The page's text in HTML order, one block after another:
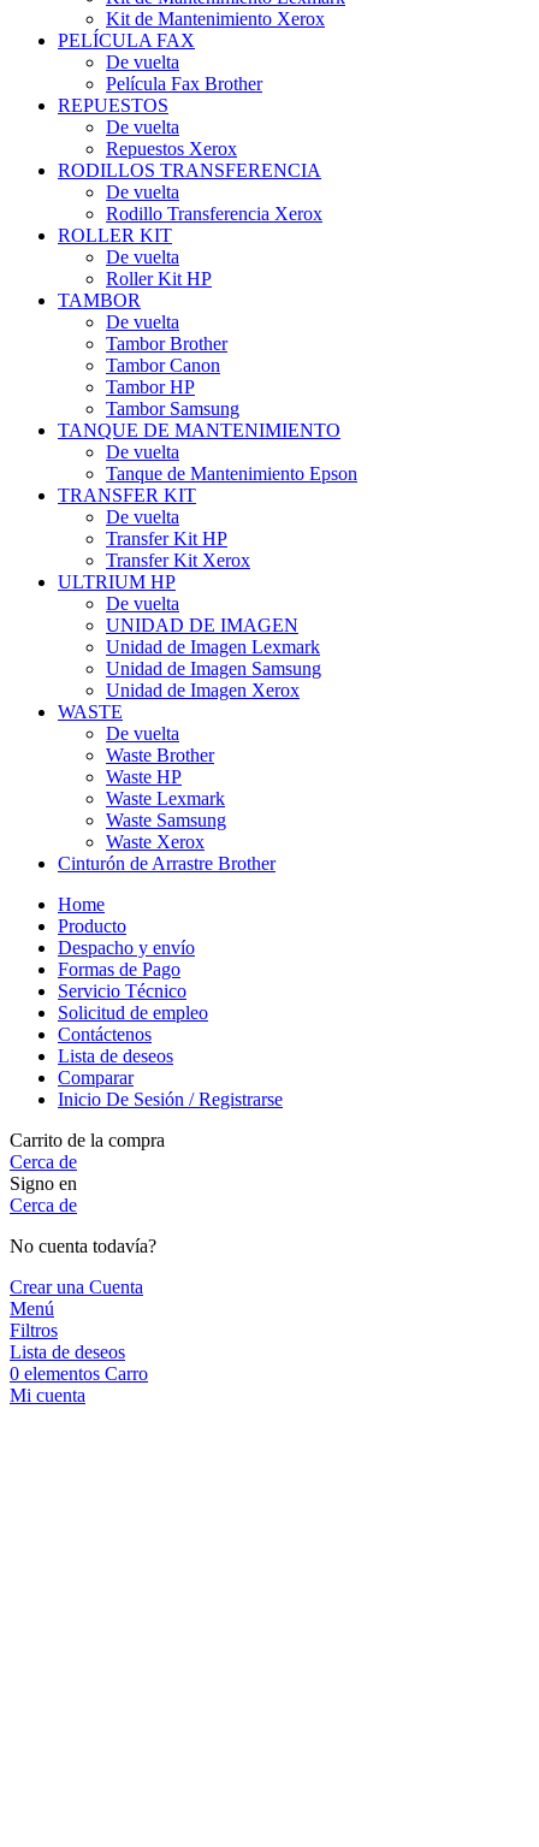
Kit de Mantenimiento Xerox
PELÍCULA FAX
De vuelta
Película Fax Brother
REPUESTOS
De vuelta
Repuestos Xerox
RODILLOS TRANSFERENCIA
De vuelta
Rodillo Transferencia Xerox
ROLLER KIT
De vuelta
Roller Kit HP
TAMBOR
De vuelta
Tambor Brother
Tambor Canon
Tambor HP
Tambor Samsung
TANQUE DE MANTENIMIENTO
De vuelta
Tanque de Mantenimiento Epson
TRANSFER KIT
De vuelta
Transfer Kit HP
Transfer Kit Xerox
ULTRIUM HP
De vuelta
UNIDAD DE IMAGEN
Unidad de Imagen Lexmark
Unidad de Imagen Samsung
Unidad de Imagen Xerox
WASTE
De vuelta
Waste Brother
Waste HP
Waste Lexmark
Waste Samsung
Waste Xerox
Cinturón de Arrastre Brother
Home
Producto
Despacho y envío
Formas de Pago
Servicio Técnico
Solicitud de empleo
Contáctenos
Lista de deseos
Comparar
Inicio De Sesión / Registrarse
Carrito de la compra
Cerca de
Signo en
Cerca de
No cuenta todavía?
Crear una Cuenta
Menú
Filtros
Lista de deseos
0 elementos Carro
Mi cuenta